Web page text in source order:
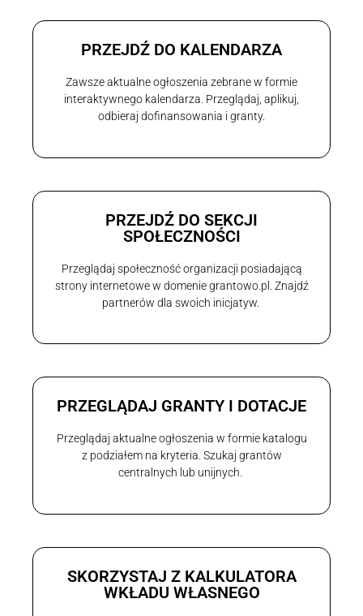
PRZEJDŹ DO KALENDARZA
Zawsze aktualne ogłoszenia zebrane w formie
interaktywnego kalendarza. Przeglądaj, aplikuj,
odbieraj dofinansowania i granty.
PRZEJDŹ DO SEKCJI
SPOŁECZNOŚCI
Przeglądaj społeczność organizacji posiadającą
strony internetowe w domenie grantowo.pl. Znajdź
partnerów dla swoich inicjatyw.
PRZEGLĄDAJ GRANTY I DOTACJE
Przeglądaj aktualne ogłoszenia w formie katalogu
z podziałem na kryteria. Szukaj grantów
centralnych lub unijnych.
SKORZYSTAJ Z KALKULATORA
WKŁADU WŁASNEGO